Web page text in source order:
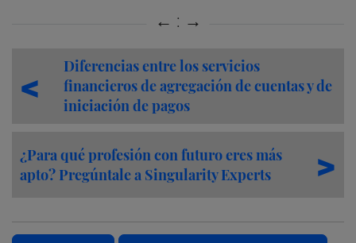
Diferencias entre los servicios
financieros de agregación de cuentas y de
iniciación de pagos
¿Para qué profesión con futuro eres más
apto? Pregúntale a Singularity Experts